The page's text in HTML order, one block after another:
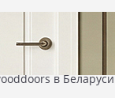
в Беларуси